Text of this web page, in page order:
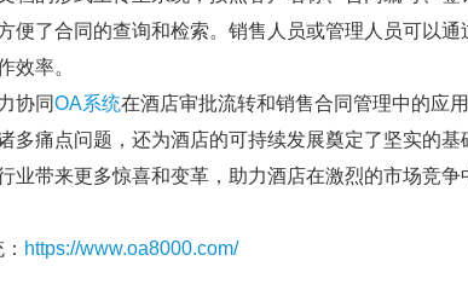
便了合同的查询和检索。销售人员或管理人员可以
效率。
协同OA系统在酒店审批流转和销售合同管理中的应
多痛点问题，还为酒店的可持续发展奠定了坚实的基
业带来更多惊喜和变革，助力酒店在激烈的市场竞争
https://www.oa8000.com/